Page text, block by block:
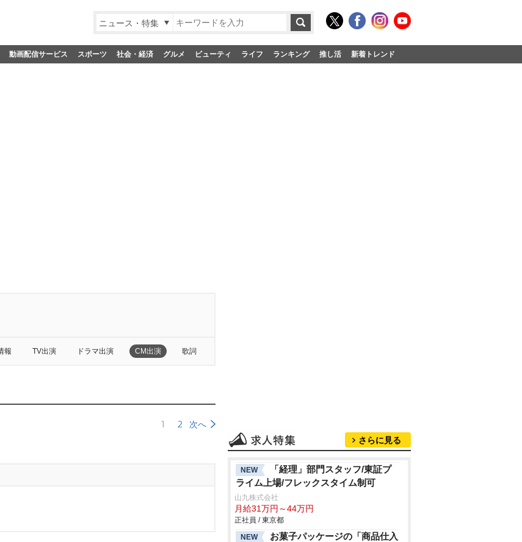
ニュース・特集
動画配信サービス スポーツ 社会・経済 グルメ ビューティ ライフ ランキング 推し活 新着トレンド
報 TV出演 ドラマ出演 CM出演 歌詞
1 2 次へ
さらに見る
NEW
「経理」部門スタッフ/東証プ
ライム上場/フレックスタイム制可
山九株式会社
月給31万円～44万円
正社員 / 東京都
NEW
お菓子パッケージの「商品仕入